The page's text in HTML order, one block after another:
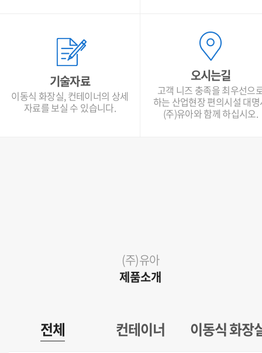
기술자료
이동식 화장실, 컨테이너의 상세
자료를 보실 수 있습니다.
오시는길
고객 니즈 충족을 최우선으
하는 산업현장 편의시설 대
(주)유아와 함께 하십시오.
(주)유아
제품소개
전체 컨테이너 이동식 화장